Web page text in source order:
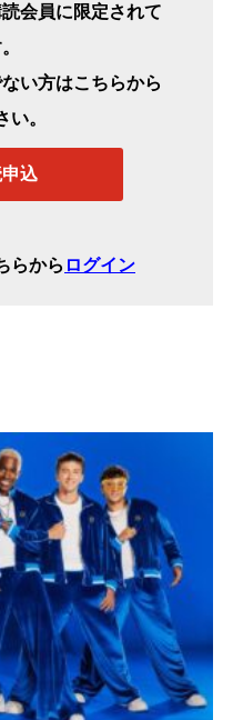
会員に限定されて
い方はこちらから
い。
込
らから ログイン